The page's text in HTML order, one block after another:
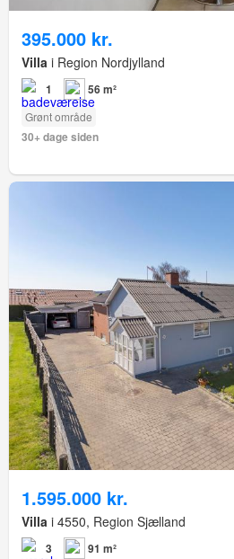
395.000 kr.
Villa i Region Nordjylland
1 56 m²
Grønt område
30+ dage siden
1.595.000 kr.
Villa i 4550, Region Sjælland
3 91 m²